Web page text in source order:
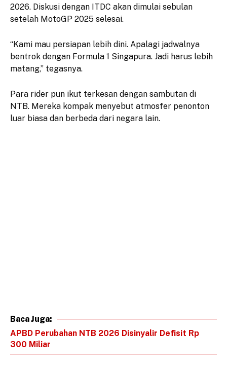
2026. Diskusi dengan ITDC akan dimulai sebulan
setelah MotoGP 2025 selesai.
“Kami mau persiapan lebih dini. Apalagi jadwalnya
bentrok dengan Formula 1 Singapura. Jadi harus lebih
matang,” tegasnya.
Para rider pun ikut terkesan dengan sambutan di
NTB. Mereka kompak menyebut atmosfer penonton
luar biasa dan berbeda dari negara lain.
Baca Juga:
APBD Perubahan NTB 2026 Disinyalir Defisit Rp
300 Miliar